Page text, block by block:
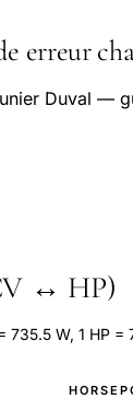
erreur
Duval —
↔ HP)
735.5 W, 1 HP =